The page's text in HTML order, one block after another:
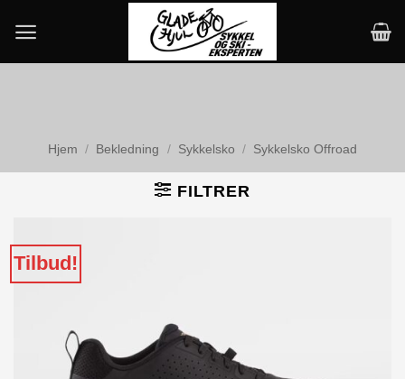
content
Hjem / Bekledning / Sykkelsko / Sykkelsko Offroad
FILTRER
Tilbud!